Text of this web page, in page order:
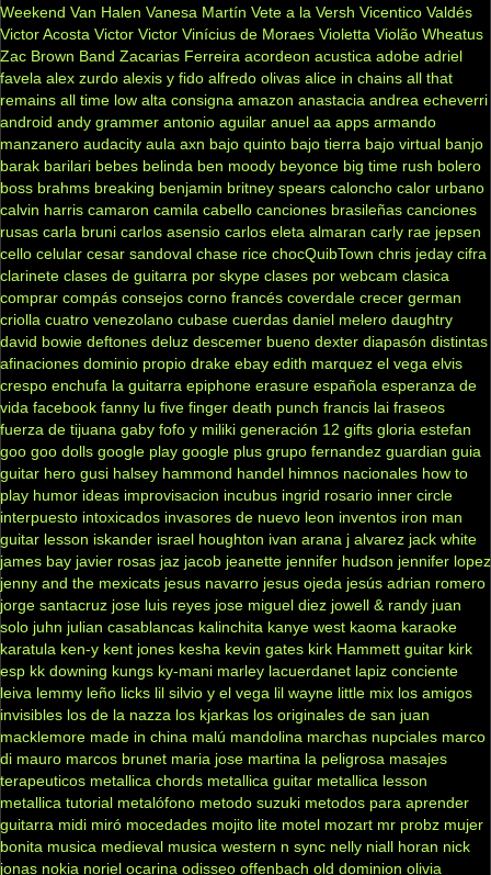
Weekend Van Halen Vanesa Martín Vete a la Versh Vicentico Valdés
Victor Acosta Victor Victor Vinícius de Moraes Violetta Violão Wheatus
Zac Brown Band Zacarias Ferreira acordeon acustica adobe adriel
favela alex zurdo alexis y fido alfredo olivas alice in chains all that
remains all time low alta consigna amazon anastacia andrea echeverri
android andy grammer antonio aguilar anuel aa apps armando
manzanero audacity aula axn bajo quinto bajo tierra bajo virtual banjo
barak barilari bebes belinda ben moody beyonce big time rush bolero
boss brahms breaking benjamin britney spears caloncho calor urbano
calvin harris camaron camila cabello canciones brasileñas canciones
rusas carla bruni carlos asensio carlos eleta almaran carly rae jepsen
cello celular cesar sandoval chase rice chocQuibTown chris jeday cifra
clarinete clases de guitarra por skype clases por webcam clasica
comprar compás consejos corno francés coverdale crecer german
criolla cuatro venezolano cubase cuerdas daniel melero daughtry
david bowie deftones deluz descemer bueno dexter diapasón distintas
afinaciones dominio propio drake ebay edith marquez el vega elvis
crespo enchufa la guitarra epiphone erasure española esperanza de
vida facebook fanny lu five finger death punch francis lai fraseos
fuerza de tijuana gaby fofo y miliki generación 12 gifts gloria estefan
goo goo dolls google play google plus grupo fernandez guardian guia
guitar hero gusi halsey hammond handel himnos nacionales how to
play humor ideas improvisacion incubus ingrid rosario inner circle
interpuesto intoxicados invasores de nuevo leon inventos iron man
guitar lesson iskander israel houghton ivan arana j alvarez jack white
james bay javier rosas jaz jacob jeanette jennifer hudson jennifer lopez
jenny and the mexicats jesus navarro jesus ojeda jesús adrian romero
jorge santacruz jose luis reyes jose miguel diez jowell & randy juan
solo juhn julian casablancas kalinchita kanye west kaoma karaoke
karatula ken-y kent jones kesha kevin gates kirk Hammett guitar kirk
esp kk downing kungs ky-mani marley lacuerdanet lapiz conciente
leiva lemmy leño licks lil silvio y el vega lil wayne little mix los amigos
invisibles los de la nazza los kjarkas los originales de san juan
macklemore made in china malú mandolina marchas nupciales marco
di mauro marcos brunet maria jose martina la peligrosa masajes
terapeuticos metallica chords metallica guitar metallica lesson
metallica tutorial metalófono metodo suzuki metodos para aprender
guitarra midi miró mocedades mojito lite motel mozart mr probz mujer
bonita musica medieval musica western n sync nelly niall horan nick
jonas nokia noriel ocarina odisseo offenbach old dominion olivia